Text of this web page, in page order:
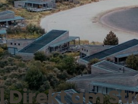
Direkt am